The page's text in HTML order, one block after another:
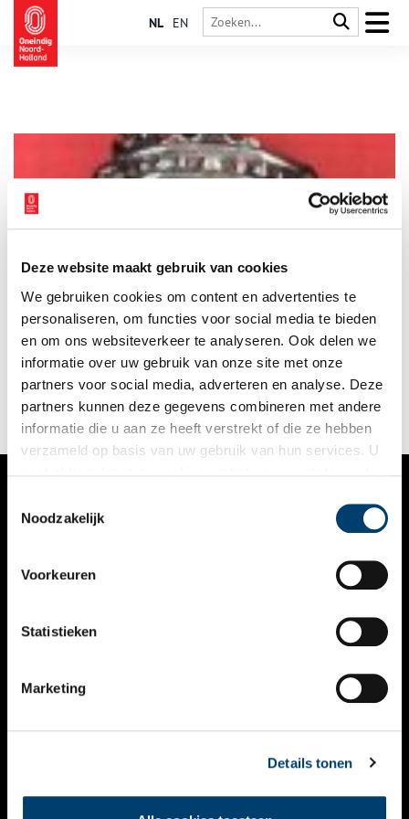
Deze website maakt gebruik van cookies
We gebruiken cookies om content en advertenties te
personaliseren, om functies voor social media te bieden
en om ons websiteverkeer te analyseren. Ook delen we
informatie over uw gebruik van onze site met onze
partners voor social media, adverteren en analyse. Deze
partners kunnen deze gegevens combineren met andere
informatie die u aan ze heeft verstrekt of die ze hebben
verzameld op basis van uw gebruik van hun services. U
Noodzakelijk
Voorkeuren
Statistieken
Marketing
Details tonen
NL EN
Het woord ‘Ettersem’ is eigenlijk de enige duidelijke
aanwijzing. Dat staat in een antiek zilveren voorwerp. Het
bevindt zich in de collectie van het Hoogheemraadschap
Hollands Noorderkwartier. Na het nodige speurwerk is de
historie van dit eeuwenoude object bekend.
VERHALEN
KALENDER
THEMA’S
VIDEO’S
CONTACT